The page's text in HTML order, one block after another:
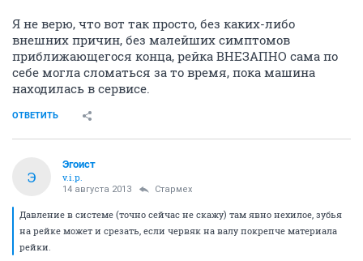
Я не верю, что вот так просто, без каких-либо
внешних причин, без малейших симптомов
приближающегося конца, рейка ВНЕЗАПНО сама по
себе могла сломаться за то время, пока машина
находилась в сервисе.
ОТВЕТИТЬ
Э
Эгоист
v.i.p.
14 августа 2013 Стармех
Давление в системе (точно сейчас не скажу) там явно нехилое, зубья
на рейке может и срезать, если червяк на валу покрепче материала
рейки.